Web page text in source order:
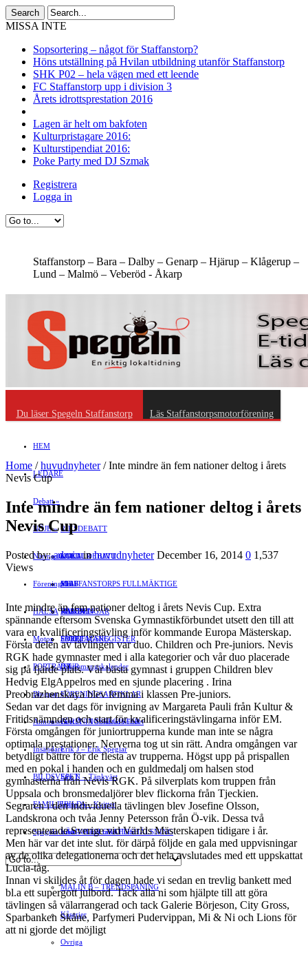
MISSA INTE
Sopsortering – något för Staffanstorp?
Höns utställning på Hvilan utbildning utanför Staffanstorp
SHK P02 – hela vägen med ett leende
FC Staffanstorp upp i division 3
Årets idrottsprestation 2016
Lagen är helt om bakfoten
Kulturpristagare 2016:
Kulturstipendiat 2016:
Poke Party med DJ Szmak
Registrera
Logga in
Staffanstorp – Bara – Dalby – Genarp – Hjärup – Klågerup –
Lund – Malmö – Veberöd - Åkarp
Du läser Spegeln Staffanstorp Läs Staffanstorpsmotorförening
HEM
LEDARE
Debatt »
RIKSDEBATT
LOKALDEBATT
STAFFANSTORPS FULLMÄKTIGE
VAL 2014
NÖJE »
KULTUR
Mat
RESOR
EVENEMANG
Evenemangskalender
Näringsliv »
JOBB
HANDEL
FÖRETAGSREGISTER
Föreningsliv »
FÖRENINGAR
SPORT
DJUR
FÖRENINGSARTIKLAR
FÖRENINGSREGISTER
HÄLSA
Motor
PORTRÄTT
Bloggar »
Gert Å – I Småstadsvimlet
Erik J – Erik Speglar
Stig N – Tänkvärt
Jenny A – Kvitter
Yrsa – Hand med Hund
Hvilan – Trädgårdstips
MALIN B – TRENDSPANING
Kåserier
Ovriga
Annonsera
Insändare
BILDSVEPET
FAMILJEBILD »
LÄMNA EN GRATTISHÄLSNING
Spegeln Info
Home /huvudnyheter/Inte mindre än fem nationer deltog i årets
Nevis Cup
Inte mindre än fem nationer deltog i årets
Nevis Cup
Posted by:admininhuvudnyheter December 16, 2014 0 1,537
Views
Inte mindre än fem nationer deltog i årets Nevis Cup. Extra
spännande eftersom Svenska Gymnastikförbundet utsett den till att
vara en kvalificeringstävling inför kommande Europa Mästerskap.
Första delen av tävlingen var duo. Children och Pre-juniors. Nevis
RGK hade gymnaster med i alla kategorier och vår duo placerade
sig på fjärde plats. Vår bästa gymnast i gruppen Children blev
Hedvig ElgAppelros med en sjunde placering . Irina
Preobrazhenskaya blev femma i klassen Pre-juniors.
Sedan var det dags för invigning av Margareta Pauli från Kultur &
Fritidsnämnden och start för kvalificeringstävlingarna inför EM.
Första omgången för juniortrupperna kunde man inte se några
optimala prestationer. Nerverna tog ut sin rätt. Andra omgången var
betydligt bättre för de flesta av trupperna. Högst upp på prispallen
med en pokal i handen och en guldmedalj om halsen stod
gymnasterna från Nevis RGK. På silverplats kom truppen från
Uppsala och bronsmedaljörer blev flickorna från Tjeckien.
Segraren i den individuella tävlingen blev Josefine Olsson,
Landskrona och tvåa Jenny Petersson från Ö-vik. Dessa två
representerade Sverige vid Världs Mästerskapen tidigare i år.
Men här var det inte slut. för därpå följde en gala med uppvisningar
av de olika delegationerna och det hela avslutades med ett uppskattat
Lucia-tåg.
Innan vi skiljdes åt för dagen hade vi sedan en trevlig bankett med
bl.a ett supergott julbord. Tack alla ni som hjälpte till att göra
tävlingen så välarrangerad och tack Galerie Börjeson, City Gross,
Sparbanken Skåne, Parfymeri Pudervippan, Mi & Ni och Lions för
att ni gjorde det möjligt